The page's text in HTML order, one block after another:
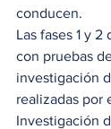
conducen.
Las fases 1 y
con pruebas
investigación
realizadas por
Investigación